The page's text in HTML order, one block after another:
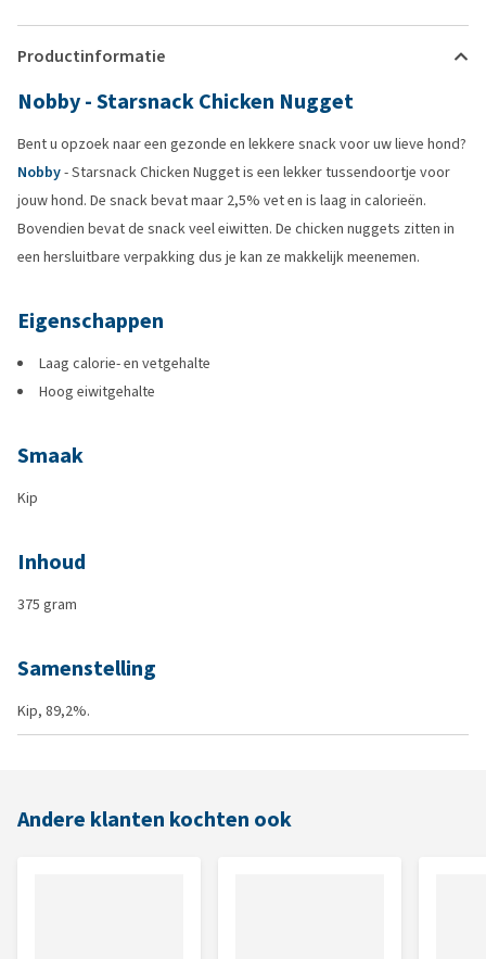
Productinformatie
Nobby - Starsnack Chicken Nugget
Bent u opzoek naar een gezonde en lekkere snack voor uw lieve hond?
Nobby- Starsnack Chicken Nugget is een lekker tussendoortje voor
jouw hond. De snack bevat maar 2,5% vet en is laag in calorieën.
Bovendien bevat de snack veel eiwitten. De chicken nuggets zitten in
een hersluitbare verpakking dus je kan ze makkelijk meenemen.
Eigenschappen
Laag calorie- en vetgehalte
Hoog eiwitgehalte
Smaak
Kip
Inhoud
375 gram
Samenstelling
Kip, 89,2%.
Andere klanten kochten ook